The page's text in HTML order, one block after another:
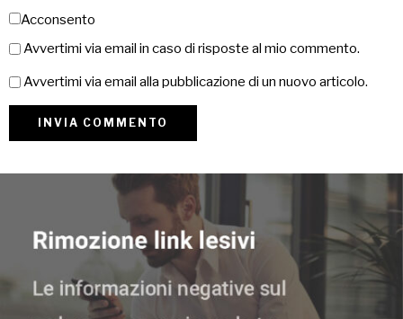
Acconsento
Avvertimi via email in caso di risposte al mio commento.
Avvertimi via email alla pubblicazione di un nuovo articolo.